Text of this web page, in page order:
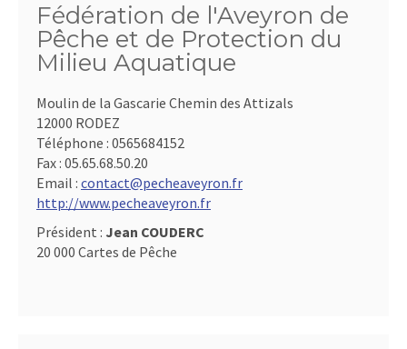
Fédération de l'Aveyron de
Pêche et de Protection du
Milieu Aquatique
Moulin de la Gascarie Chemin des Attizals
12000 RODEZ
Téléphone : 0565684152
Fax : 05.65.68.50.20
Email : contact@pecheaveyron.fr
http://www.pecheaveyron.fr
Président : Jean COUDERC
20 000 Cartes de Pêche